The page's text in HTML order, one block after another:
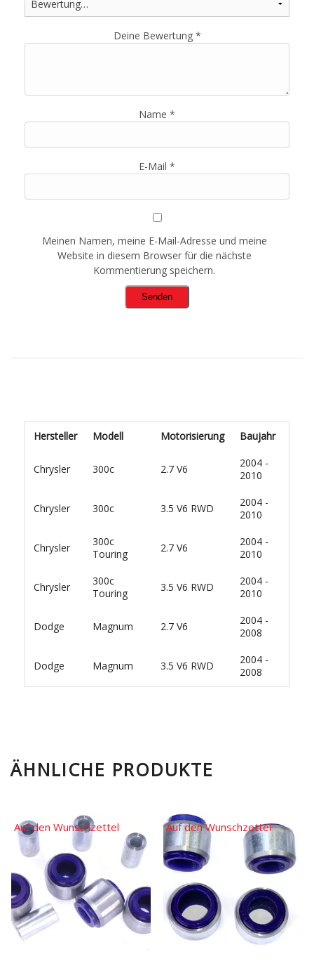
Deine Bewertung *
Name *
E-Mail *
Meinen Namen, meine E-Mail-Adresse und meine
Website in diesem Browser für die nächste
Kommentierung speichern.
Hersteller Modell Motorisierung Baujahr
Chrysler 300c 2.7 V6
2004 -
2010
Chrysler 300c 3.5 V6 RWD
2004 -
2010
Chrysler
300c
Touring
2.7 V6
2004 -
2010
Chrysler
300c
Touring
3.5 V6 RWD
2004 -
2010
Dodge Magnum 2.7 V6
2004 -
2008
Dodge Magnum 3.5 V6 RWD
2004 -
2008
ÄHNLICHE PRODUKTE
Auf den Wunschzettel Auf den Wunschzettel